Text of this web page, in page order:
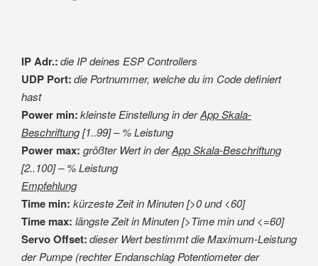
IP Adr.:die IP deines ESP Controllers
UDP Port:die Portnummer, welche du im Code definiert
hast
Power min:kleinste Einstellung in derApp Skala-
Beschriftung[1..99] – % Leistung
Power max: größter Wert in derApp Skala-Beschriftung
[2..100] – % Leistung
Empfehlung
Time min: kürzeste Zeit in Minuten [>0 und <60]
Time max: längste Zeit in Minuten [>Time min und <=60]
Servo Offset:dieser Wert bestimmt die Maximum-Leistung
der Pumpe (rechter Endanschlag Potentiometer der